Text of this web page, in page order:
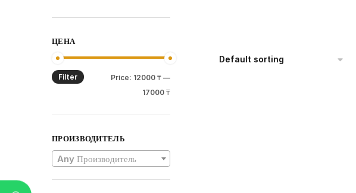
ЦЕНА
Min
price
Max
price
Filter Price: 12000 ₸—
17000 ₸
ПРОИЗВОДИТЕЛЬ
Any Производитель